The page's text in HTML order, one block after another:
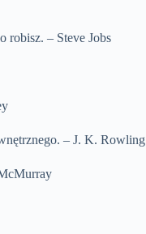
robisz. – Steve Jobs
– J. K. Rowling